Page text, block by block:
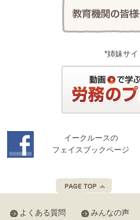
*姉妹サイ
イークルースの
フェイスブックページ
よくある質問 みんなの声